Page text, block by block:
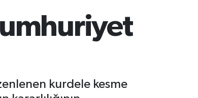
kurdele kesme